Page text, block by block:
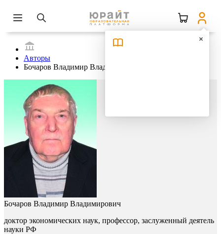
Авторы
Бочаров Владимир Владимирович
Бочаров Владимир Владимирович
доктор экономических наук, профессор, заслуженный деятель
науки РФ